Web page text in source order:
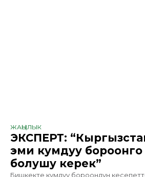
ЖАҢЫЛЫК
ЭКСПЕРТ:
эми кумдуу
болушу керек”
Бишкекте кумдуу бороондун